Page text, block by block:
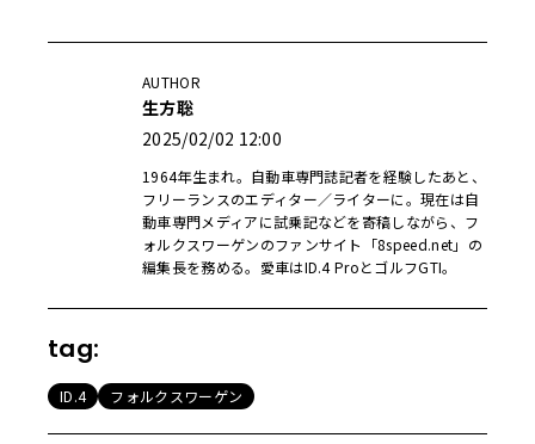
AUTHOR
生方聡
2025/02/02 12:00
1964年生まれ。自動車専門誌記者を経験したあと、
フリーランスのエディター／ライターに。現在は自
動車専門メディアに試乗記などを寄稿しながら、フ
ォルクスワーゲンのファンサイト「8speed.net」の
編集長を務める。愛車はID.4 ProとゴルフGTI。
tag:
ID.4 フォルクスワーゲン